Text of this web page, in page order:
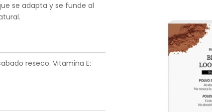
se adapta y se funde al
reseco. Vitamina E: